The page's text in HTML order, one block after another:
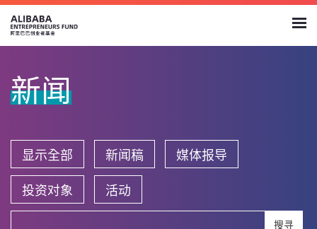
新闻
显示全部 新闻稿 媒体报导
投资对象 活动
搜寻